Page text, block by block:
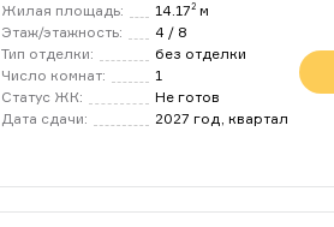
Жилая площадь: 14.172 м
Этаж/этажность:
4 / 8
Тип отделки:
без отделки
Число комнат:
1
Статус ЖК:
Не готов
Дата сдачи:
2027 год, квартал